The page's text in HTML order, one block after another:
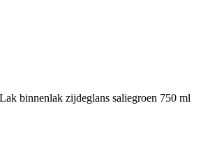
binnenlak zijdeglans saliegroen 750 ml